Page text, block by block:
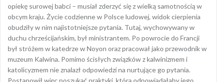
opiekę surowej babci – musiał zderzyć się z wielką samotnością w
obcym kraju. Życie codzienne w Polsce ludowej, widok cierpienia
obudziły w nim najistotniejsze pytania. Tutaj, wychowywany w
duchu chrześcijańskim, był ministrantem. Po powrocie do Francji
był stróżem w katedrze w Noyon oraz pracował jako przewodnik w
muzeum Kalwina. Pomimo ścisłych związków z kalwinizmem i
katolicyzmem nie znalazł odpowiedzi na nurtujące go pytania.
Postanowił więc poszukać praktyki, która odpowiadałaby jego